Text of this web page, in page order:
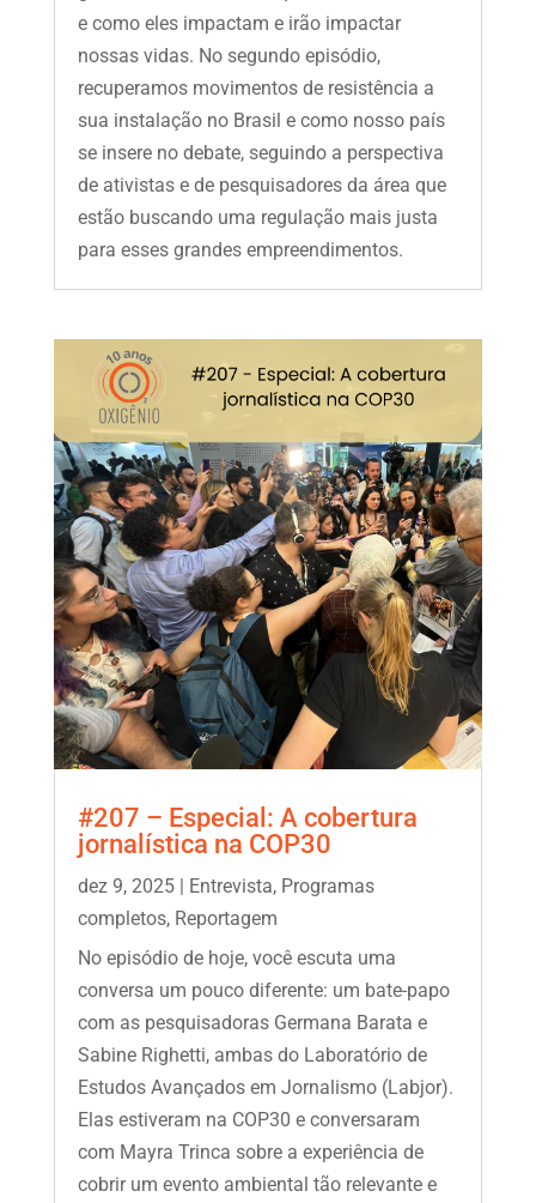
e como eles impactam e irão impactar
nossas vidas. No segundo episódio,
recuperamos movimentos de resistência a
sua instalação no Brasil e como nosso país
se insere no debate, seguindo a perspectiva
de ativistas e de pesquisadores da área que
estão buscando uma regulação mais justa
para esses grandes empreendimentos.
#207 – Especial: A cobertura
jornalística na COP30
dez 9, 2025| Entrevista, Programas
completos, Reportagem
No episódio de hoje, você escuta uma
conversa um pouco diferente: um bate-papo
com as pesquisadoras Germana Barata e
Sabine Righetti, ambas do Laboratório de
Estudos Avançados em Jornalismo (Labjor).
Elas estiveram na COP30 e conversaram
com Mayra Trinca sobre a experiência de
cobrir um evento ambiental tão relevante e